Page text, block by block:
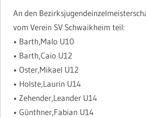
An den
vom Verein SV Schwaikheim teil:
• Barth,Malo U10
• Barth,Caio U12
• Oster,Mikael U12
• Holste,Laurin U14
• Zehender,Leander U14
• Günthner,Fabian U14